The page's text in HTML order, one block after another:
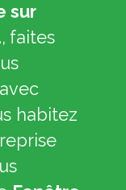
sur
, faites
habitez